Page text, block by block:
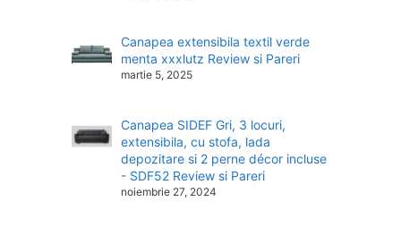
Canapea extensibila textil verde
menta xxxlutz Review si Pareri
martie 5, 2025
Canapea SIDEF Gri, 3 locuri,
extensibila, cu stofa, lada
depozitare si 2 perne décor incluse
- SDF52 Review si Pareri
noiembrie 27, 2024